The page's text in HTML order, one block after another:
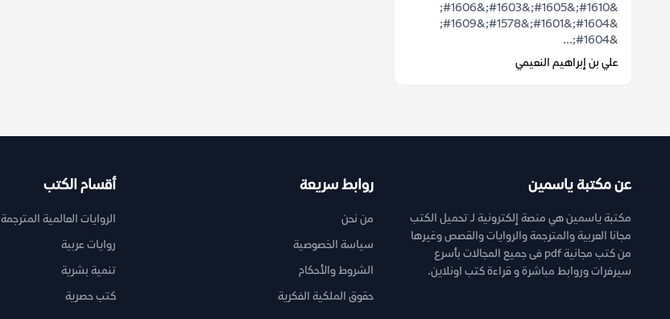
&#1610;&#1605;&#1603;&#1606;
&#1604;&#1601;&#1578;&#1609;
&#1604;...
علي بن إبراهيم النعيمي
عن مكتبة ياسمين
مكتبة ياسمين هي منصة إلكترونية لـ تحميل الكتب
مجانا العربية والمترجمة والروايات والقصص وغيرها
من كتب مجانية pdf فى جميع المجالات بأسرع
سيرفرات وروابط مباشرة و قراءة كتب اونلاين.
روابط سريعة
من نحن
سياسة الخصوصية
الشروط والأحكام
حقوق الملكية الفكرية
أقسام الكتب
الروايات العالمية المترجمة
روايات عربية
تنمية بشرية
كتب حصرية